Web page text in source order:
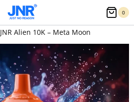
0
JNR Alien 10K – Meta Moon